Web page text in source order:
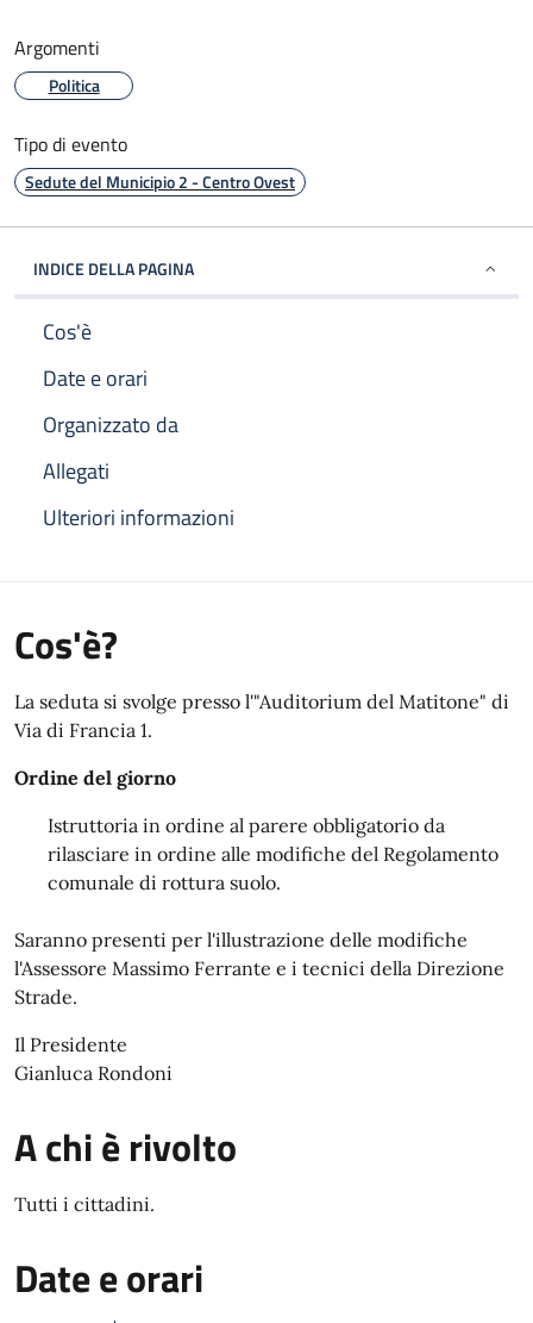
Argomenti
Politica
Tipo di evento
Sedute del Municipio 2 - Centro Ovest
INDICE DELLA PAGINA
Cos'è
Date e orari
Organizzato da
Allegati
Ulteriori informazioni
Cos'è?
La seduta si svolge presso l'"Auditorium del Matitone" di
Via di Francia 1.
Ordine del giorno
Istruttoria in ordine al parere obbligatorio da
rilasciare in ordine alle modifiche del Regolamento
comunale di rottura suolo.
Saranno presenti per l'illustrazione delle modifiche
l'Assessore Massimo Ferrante e i tecnici della Direzione
Strade.
Il Presidente
Gianluca Rondoni
A chi è rivolto
Tutti i cittadini.
Date e orari